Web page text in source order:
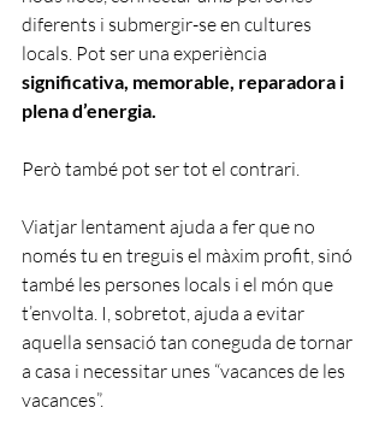
diferents i submergir-se en cultures
locals. Pot ser una experiència
significativa, memorable, reparadora i
plena d’energia.
Però també pot ser tot el contrari.
Viatjar lentament ajuda a fer que no
només tu en treguis el màxim profit, sinó
també les persones locals i el món que
t’envolta. I, sobretot, ajuda a evitar
aquella sensació tan coneguda de tornar
a casa i necessitar unes “vacances de les
vacances”.